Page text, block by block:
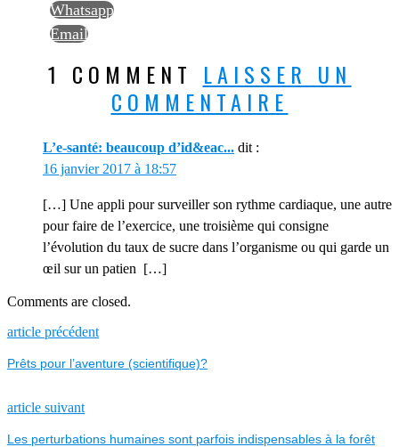
Whatsapp
Email
1 COMMENT LAISSER UN
COMMENTAIRE
L’e-santé: beaucoup d’id&eac... dit :
16 janvier 2017 à 18:57
[…] Une appli pour surveiller son rythme cardiaque, une autre
pour faire de l’exercice, une troisième qui consigne
l’évolution du taux de sucre dans l’organisme ou qui garde un
œil sur un patien […]
Comments are closed.
NAVIGATION
DE
L’ARTICLE
article précédentPrevious
Prêts pour l’aventure (scientifique)?
article suivantNext
Les perturbations humaines sont parfois indispensables à la forêt